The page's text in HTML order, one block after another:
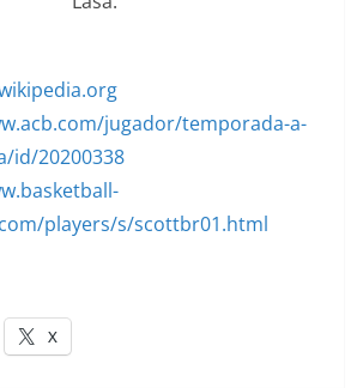
jugador/temporada-a-
id/20200338
players/s/scottbr01.html
X